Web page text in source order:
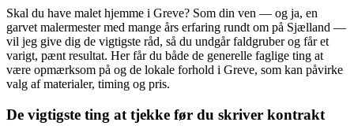
Skal du have malet hjemme i Greve? Som din ven — og ja, en
garvet malermester med mange års erfaring rundt om på Sjælland —
vil jeg give dig de vigtigste råd, så du undgår faldgruber og får et
varigt, pænt resultat. Her får du både de generelle faglige ting at
være opmærksom på og de lokale forhold i Greve, som kan påvirke
valg af materialer, timing og pris.
De vigtigste ting at tjekke før du skriver kontrakt